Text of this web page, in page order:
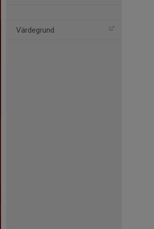
Värdegrund